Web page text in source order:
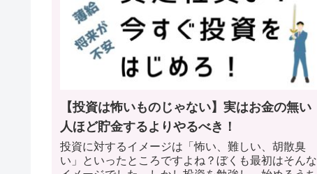
【投資は怖いものじゃない】実はお金の無い
人ほど貯金するよりやるべき！
投資に対するイメージは「怖い、難しい、胡散臭
い」といったところですよね？ぼくも最初はそんな